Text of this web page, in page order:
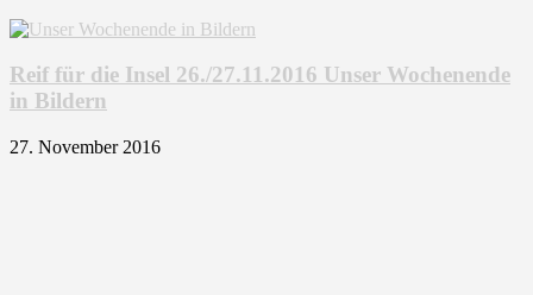
Reif für die Insel 26./27.11.2016 Unser Wochenende
in Bildern
27. November 2016